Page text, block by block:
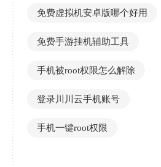
免费虚拟机安卓版哪个好用
免费手游挂机辅助工具
手机被root权限怎么解除
登录川川云手机账号
手机一键root权限